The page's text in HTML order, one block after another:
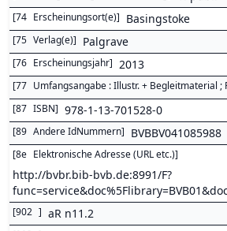
[74 Erscheinungsort(e)] Basingstoke
[75 Verlag(e)] Palgrave
[76 Erscheinungsjahr] 2013
[77 Umfangsangabe : Illustr. + Begleitmaterial ;
[87 ISBN] 978-1-13-701528-0
[89 Andere IdNummern] BVBBV041085988
[8e Elektronische Adresse (URL etc.)]
http://bvbr.bib-bvb.de:8991/F?
[902 ] aR n11.2